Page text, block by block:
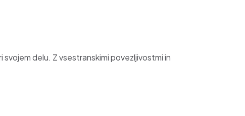
delu. Z vsestranskimi povezljivostmi in